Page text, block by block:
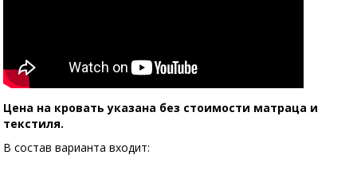
Цена на кровать указана без стоимости матраца и
текстиля.
В состав варианта входит: